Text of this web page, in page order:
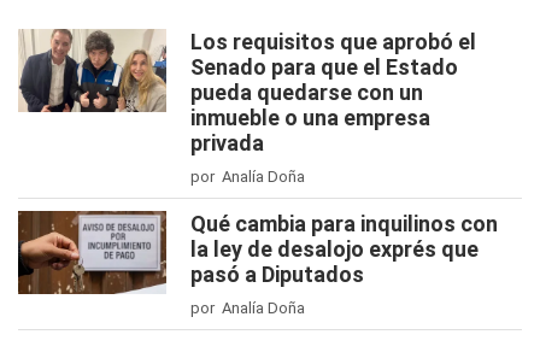
Los requisitos que aprobó el
Senado para que el Estado
pueda quedarse con un
inmueble o una empresa
privada
por Analía Doña
Qué cambia para inquilinos con
la ley de desalojo exprés que
pasó a Diputados
por Analía Doña